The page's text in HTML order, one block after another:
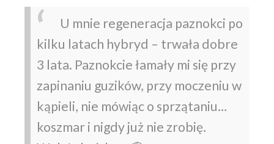
U mnie regeneracja paznokci po
kilku latach hybryd – trwała dobre
3 lata. Paznokcie łamały mi się przy
zapinaniu guzików, przy moczeniu w
kąpieli, nie mówiąc o sprzątaniu…
koszmar i nigdy już nie zrobię.